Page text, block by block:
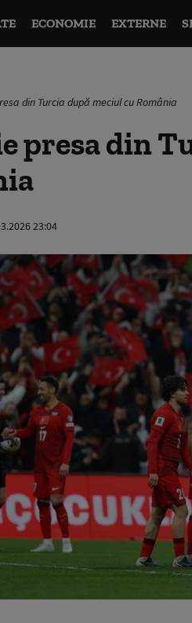
ECONOMIE EXTERNE
din Turcia după meciul cu România
presa din
23:04